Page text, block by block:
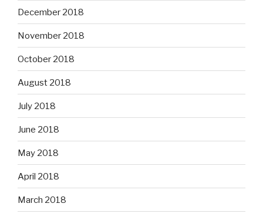
December 2018
November 2018
October 2018
August 2018
July 2018
June 2018
May 2018
April 2018
March 2018